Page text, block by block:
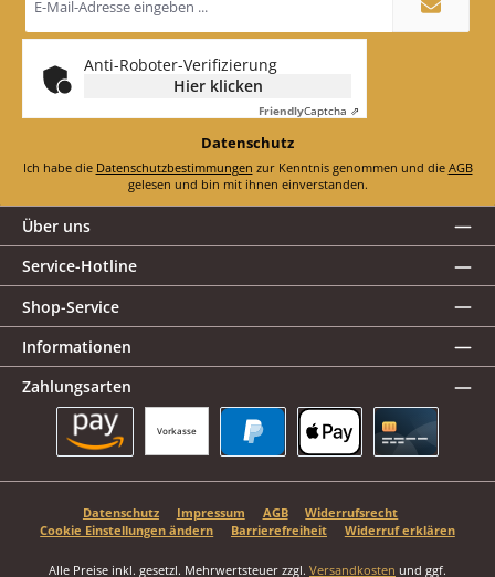
Mail-
*
Anti-Roboter-Verifizierung
Hier klicken
FriendlyCaptcha ⇗
Datenschutz
Ich habe die Datenschutzbestimmungen zur Kenntnis genommen und die AGB
gelesen und bin mit ihnen einverstanden.
Über uns
Service-Hotline
Shop-Service
Informationen
Zahlungsarten
Vorkasse
Datenschutz Impressum AGB
Widerrufsrecht
Cookie Einstellungen ändern
Barrierefreiheit Widerruf erklären
Alle Preise inkl. gesetzl. Mehrwertsteuer zzgl. Versandkosten und ggf.